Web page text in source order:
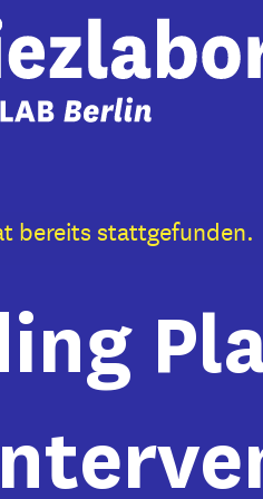
bereits stattgefunden.